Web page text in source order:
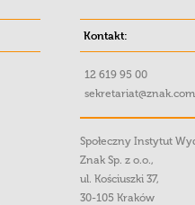
Kontakt:
12 619 95 00
Społeczny Instytut
Znak Sp. z o.o.,
ul. Kościuszki 37,
30-105 Kraków